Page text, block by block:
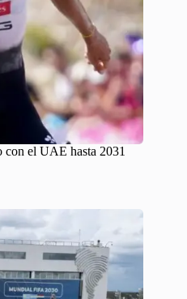
con el UAE hasta 2031